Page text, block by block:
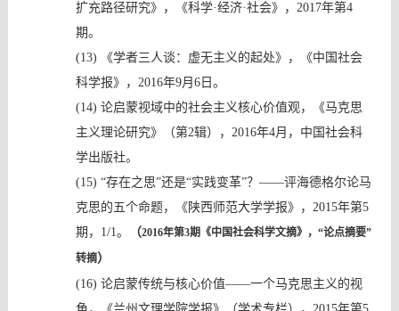
扩充路径研究》， 《科学·经济·社会》，2017年第4
期。
(13)
《学者三人谈：虚无主义的起处》，《中国社会
科学报》， 2016年9月6日。
(14) 论启蒙视域中的社会主义核心价值观，《马克思
主义理论研究》（第2辑），2016年4月，中国社会科
学出版社。
(15) “存在之思”还是“实践变革”？——评海德格尔论马
克思的五个命题，《陕西师范大学学报》，2015年第5
期，1/1。
（2016年第3期《中国社会科学文摘》，“论点摘要”
转摘）
(16) 论启蒙传统与核心价值——一个马克思主义的视